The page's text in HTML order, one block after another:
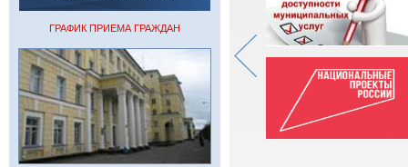
ГРАФИК ПРИЕМА ГРАЖДАН